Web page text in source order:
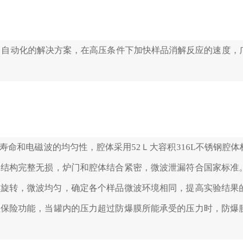
动化的解决方案，在高压条件下加快样品消解反应的速度，
命和电磁波的均匀性，腔体采用52Ｌ大容积316L不锈钢腔
构完整无损，炉门和腔体结合紧密，微波泄漏符合国家标
转，微波均匀，确定各个样品微波环境相同，提高实验结
险功能，当罐内的压力超过防爆膜所能承受的压力时，防爆